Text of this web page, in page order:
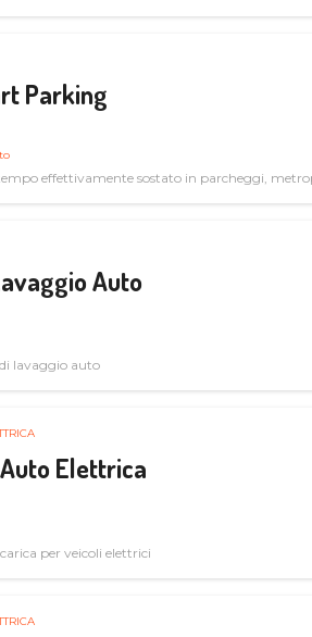
Parking
effettivamente sostato in parcheggi,
Auto
lavaggio auto
Elettrica
per veicoli elettrici